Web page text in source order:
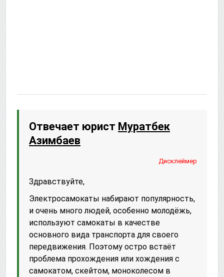
Отвечает юрист Муратбек
Азимбаев
Дисклеймер
Здравствуйте,
Электросамокаты набирают популярность,
и очень много людей, особенно молодёжь,
используют самокаты в качестве
основного вида транспорта для своего
передвижения. Поэтому остро встаёт
проблема прохождения или хождения с
самокатом, скейтом, моноколесом в